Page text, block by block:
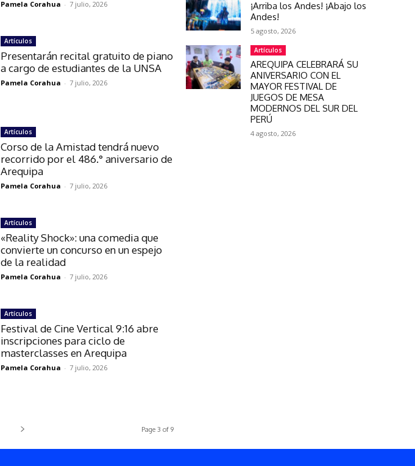
Pamela Corahua - 7 julio, 2026
Artículos
Presentarán recital gratuito de piano
a cargo de estudiantes de la UNSA
Pamela Corahua - 7 julio, 2026
Artículos
Corso de la Amistad tendrá nuevo
recorrido por el 486.° aniversario de
Arequipa
Pamela Corahua - 7 julio, 2026
Artículos
«Reality Shock»: una comedia que
convierte un concurso en un espejo
de la realidad
Pamela Corahua - 7 julio, 2026
Artículos
Festival de Cine Vertical 9:16 abre
inscripciones para ciclo de
masterclasses en Arequipa
Pamela Corahua - 7 julio, 2026
Page 3 of 9
¡Arriba los Andes! ¡Abajo los
Andes!
5 agosto, 2026
Artículos
AREQUIPA CELEBRARÁ SU
ANIVERSARIO CON EL
MAYOR FESTIVAL DE
JUEGOS DE MESA
MODERNOS DEL SUR DEL
PERÚ
4 agosto, 2026